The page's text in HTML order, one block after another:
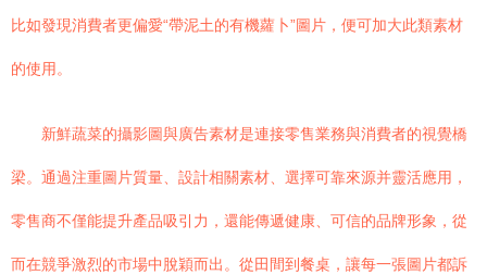
比如發現消費者更偏愛“帶泥土的有機蘿卜”圖片，便可加大此類素材
的使用。
新鮮蔬菜的攝影圖與廣告素材是連接零售業務與消費者的視覺橋
梁。通過注重圖片質量、設計相關素材、選擇可靠來源并靈活應用，
零售商不僅能提升產品吸引力，還能傳遞健康、可信的品牌形象，從
而在競爭激烈的市場中脫穎而出。從田間到餐桌，讓每一張圖片都訴